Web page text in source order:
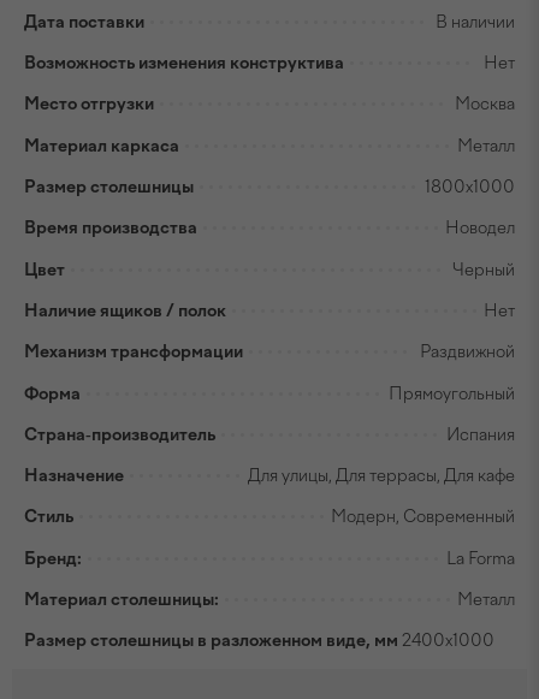
Дата поставки В наличии
Возможность изменения конструктива Нет
Место отгрузки Москва
Материал каркаса Металл
Размер столешницы 1800x1000
Время производства Новодел
Цвет Черный
Наличие ящиков / полок Нет
Механизм трансформации Раздвижной
Форма Прямоугольный
Страна-производитель Испания
Назначение Для улицы, Для террасы, Для кафе
Стиль Модерн, Современный
Бренд: La Forma
Материал столешницы: Металл
Размер столешницы в разложенном виде, мм 2400х1000